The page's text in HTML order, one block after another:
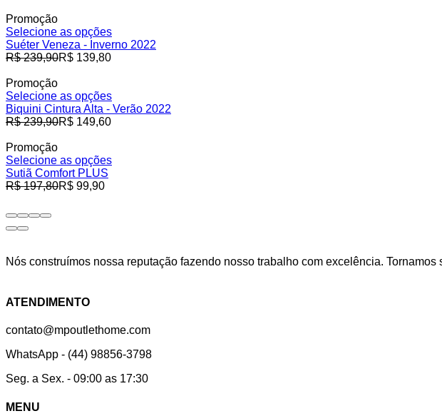
Promoção
Selecione as opções
Suéter Veneza - Inverno 2022
Preço
R$ 239,90R$ 139,80
Promoção
Selecione as opções
Biquini Cintura Alta - Verão 2022
Preço
R$ 239,90R$ 149,60
Promoção
Selecione as opções
Sutiã Comfort PLUS
Preço
R$ 197,80R$ 99,90
Nós construímos nossa reputação fazendo nosso trabalho com excelência.
ATENDIMENTO
contato@mpoutlethome.com
WhatsApp - (44) 98856-3798
Seg. a Sex. - 09:00 as 17:30
MENU